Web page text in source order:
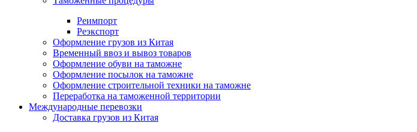
Реимпорт
Реэкспорт
Оформление грузов из Китая
Временный ввоз и вывоз товаров
Оформление обуви на таможне
Оформление посылок на таможне
Оформление строительной техники на таможне
Переработка на таможенной территории
Международные перевозки
Доставка грузов из Китая